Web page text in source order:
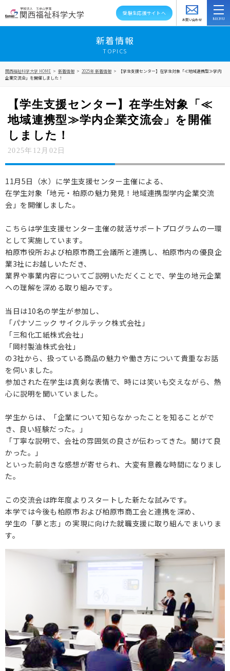
受験生応援サイトへ
お問い合わせ
アクセス
学部・学科・大学院
教員紹介
キャンパスライフ
資格就職キャリア
高大連携・地域連携
入試情報
在学生の方へ
保護者の方へ
卒業生の方へ
地域・一般の方へ
新着情報
TOPICS
関西福祉科学大学 HOME > 新着情報 > 2025年 新着情報 >
【学生支援センター】在学生対象「≪地域連携型≫学内
企業交流会」を開催しました！
【学生支援センター】在学生対象「≪
地域連携型≫学内企業交流会」を開催
しました！
2025年12月02日
11月5日（水）に学生支援センター主催による、
在学生対象「地元・柏原の魅力発見！地域連携型学内企業交流
会」を開催しました。
こちらは学生支援センター主催の就活サポートプログラムの一環
として実施しています。
柏原市役所および柏原市商工会議所と連携し、柏原市内の優良企
業3社にお越しいただき、
業界や事業内容についてご説明いただくことで、学生の地元企業
への理解を深める取り組みです。
当日は10名の学生が参加し、
「パナソニック サイクルテック株式会社」
「三和化工紙株式会社」
「岡村製油株式会社」
の3社から、扱っている商品の魅力や働き方について貴重なお話
を伺いました。
参加された在学生は真剣な表情で、時には笑いも交えながら、熱
心に説明を聞いていました。
学生からは、「企業について知らなかったことを知ることがで
き、良い経験だった。」
「丁寧な説明で、会社の雰囲気の良さが伝わってきた。聞けて良
かった。」
といった前向きな感想が寄せられ、大変有意義な時間になりまし
た。
この交流会は昨年度よりスタートした新たな試みです。
本学では今後も柏原市および柏原市商工会と連携を深め、
学生の「夢と志」の実現に向けた就職支援に取り組んでまいりま
す。